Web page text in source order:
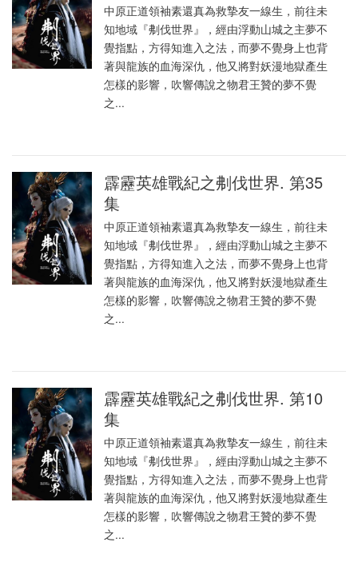
中原正道領袖素還真為救摯友一線生，前往未
知地域『刜伐世界』，經由浮動山城之主夢不
覺指點，方得知進入之法，而夢不覺身上也背
著與龍族的血海深仇，他又將對妖漫地獄產生
怎樣的影響，吹響傳說之物君王贊的夢不覺
之...
霹靂英雄戰紀之刜伐世界. 第35
集
中原正道領袖素還真為救摯友一線生，前往未
知地域『刜伐世界』，經由浮動山城之主夢不
覺指點，方得知進入之法，而夢不覺身上也背
著與龍族的血海深仇，他又將對妖漫地獄產生
怎樣的影響，吹響傳說之物君王贊的夢不覺
之...
霹靂英雄戰紀之刜伐世界. 第10
集
中原正道領袖素還真為救摯友一線生，前往未
知地域『刜伐世界』，經由浮動山城之主夢不
覺指點，方得知進入之法，而夢不覺身上也背
著與龍族的血海深仇，他又將對妖漫地獄產生
怎樣的影響，吹響傳說之物君王贊的夢不覺
之...